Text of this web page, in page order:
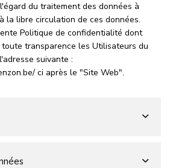
du traitement des données à
la libre circulation de ces données.
Politique de confidentialité dont
transparence les Utilisateurs du
suivante :
ci après le "Site Web".